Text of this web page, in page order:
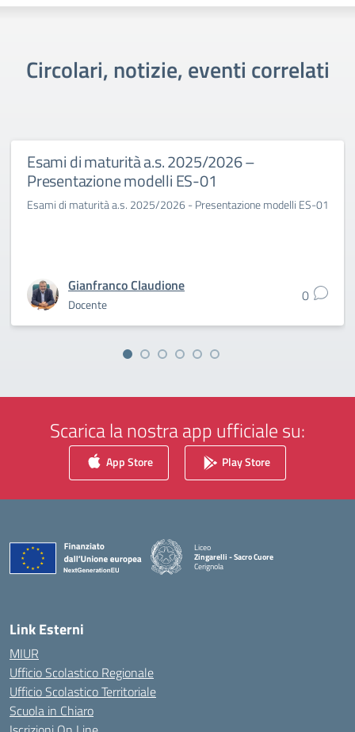
Circolari, notizie, eventi correlati
Esami di maturità a.s. 2025/2026 –
Presentazione modelli ES-01
Esami di maturità a.s. 2025/2026 - Presentazione modelli ES-01
Gianfranco Claudione
Docente 0
Scarica la nostra app ufficiale su:
App Store Play Store
Liceo
Zingarelli - Sacro Cuore
Cerignola
— Visita la pagina iniziale della scuola
Link Esterni
MIUR
Ufficio Scolastico Regionale
Ufficio Scolastico Territoriale
Scuola in Chiaro